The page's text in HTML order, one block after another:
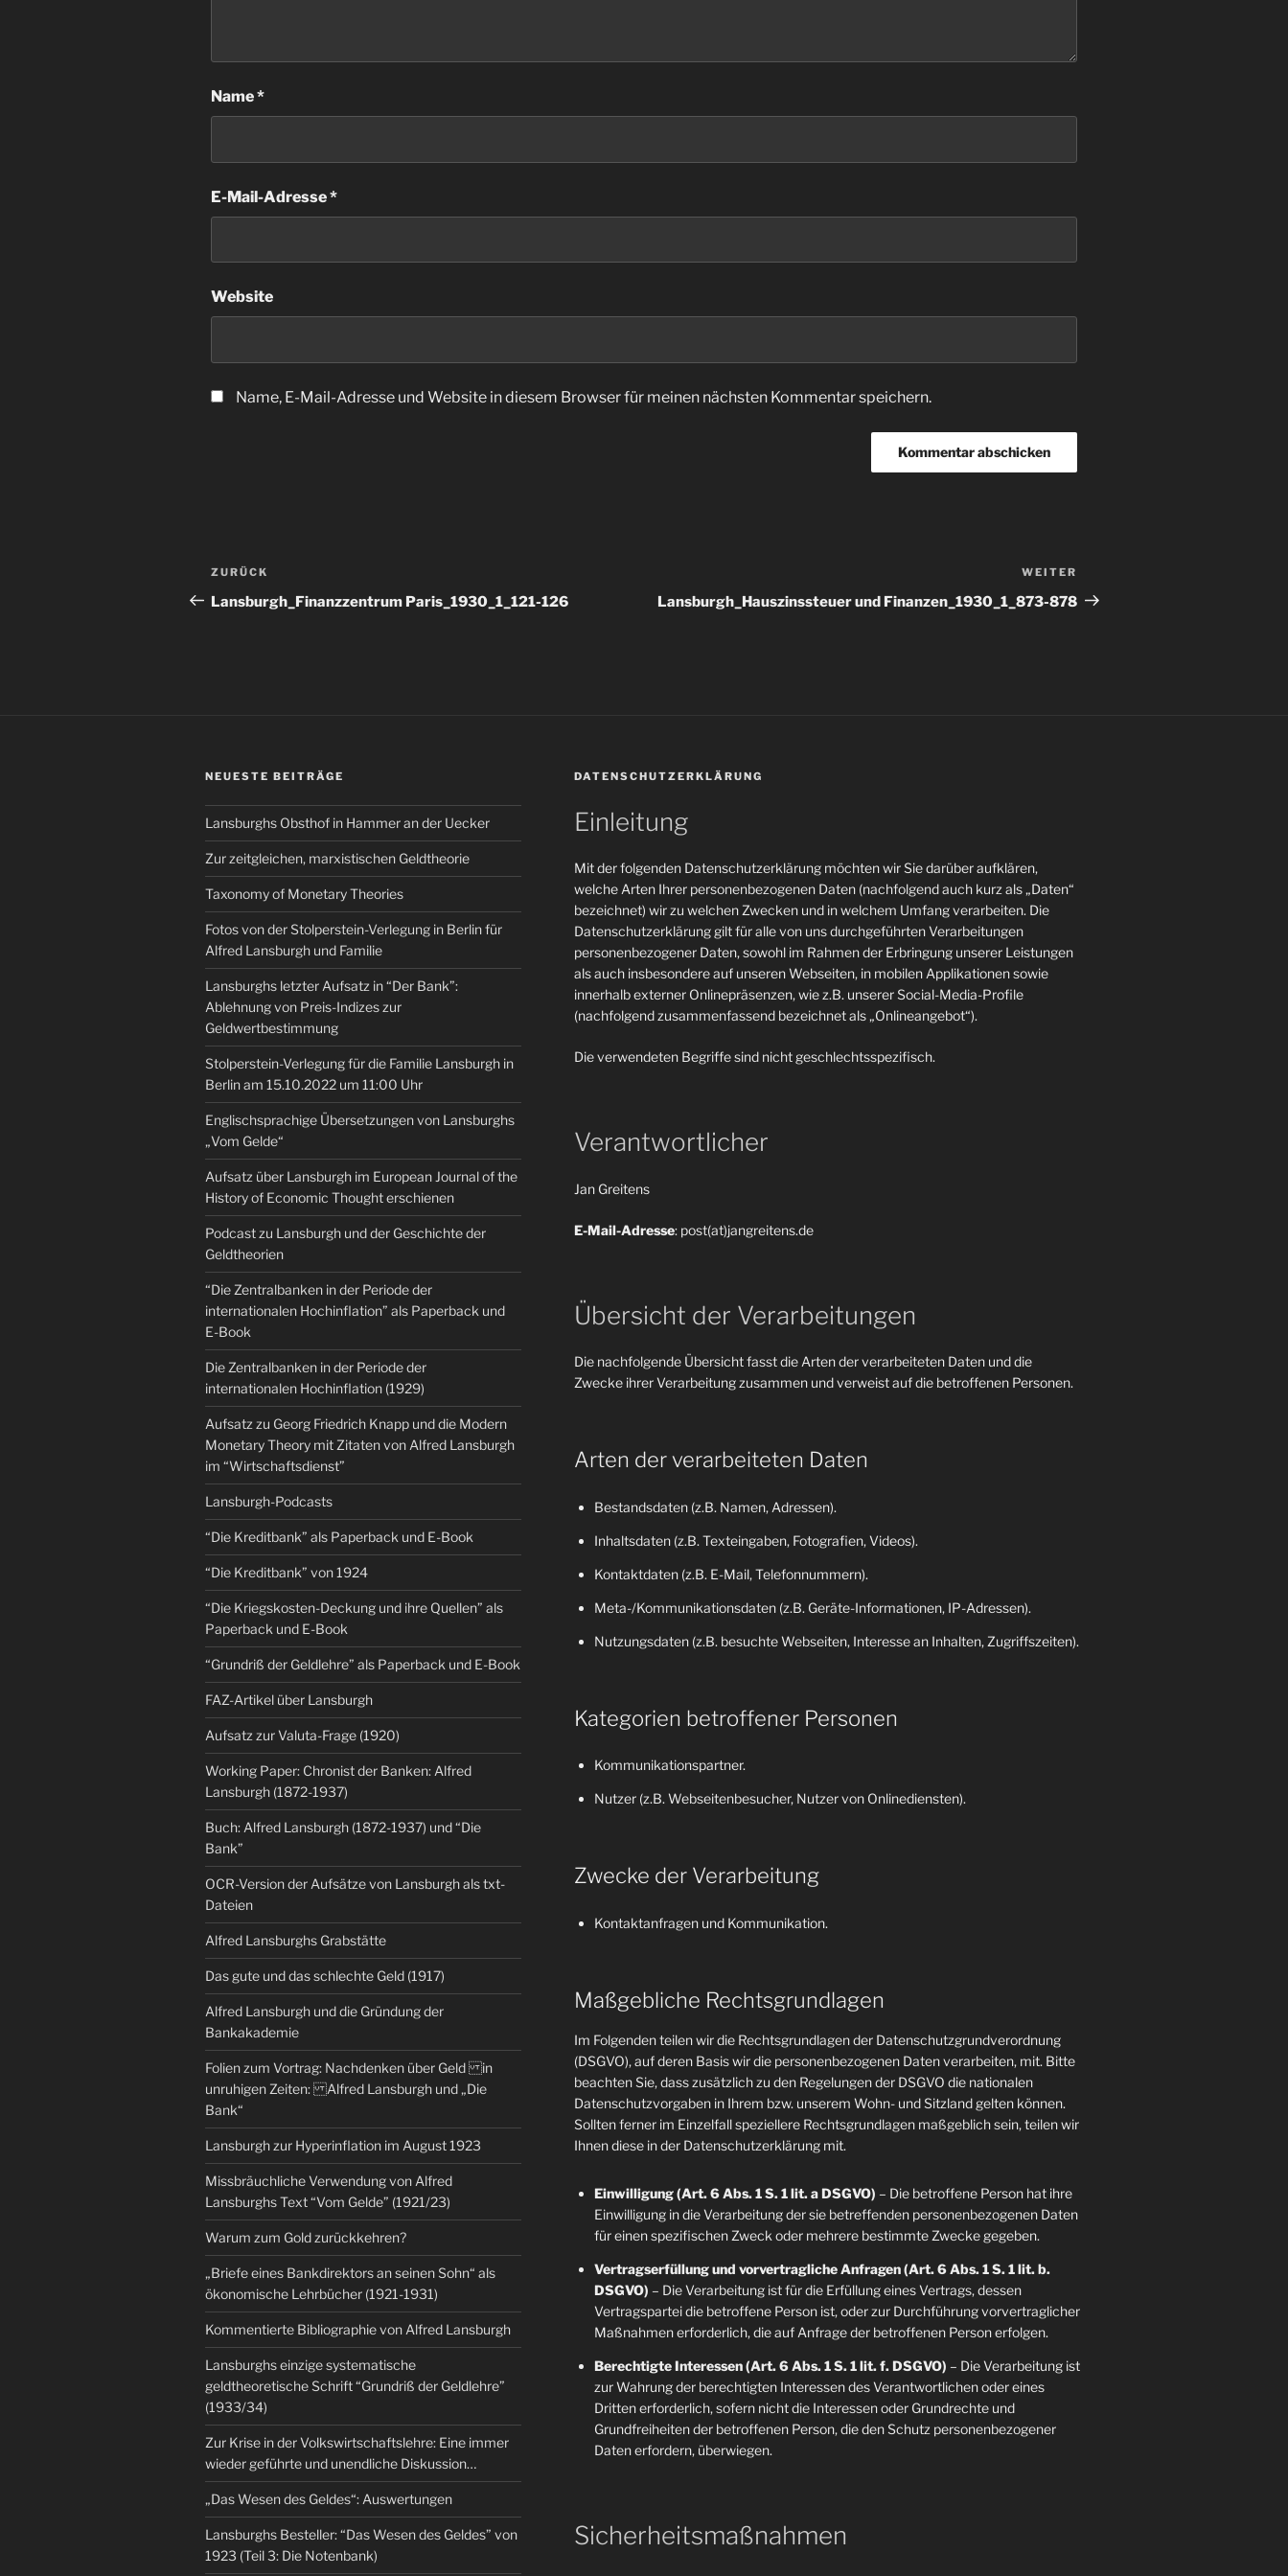
Name*
E-Mail-Adresse*
Website
Name, E-Mail-Adresse und Website in diesem Browser für meinen nächsten Kommentar speichern.
Beitragsnavigation
Vorheriger
Beitrag
ZURÜCK
Lansburgh_Finanzzentrum Paris_1930_1_121-126
Beitrag
WEITER
Lansburgh_Hauszinssteuer und Finanzen_1930_1_873-878
NEUESTE BEITRÄGE
Lansburghs Obsthof in Hammer an der Uecker
Zur zeitgleichen, marxistischen Geldtheorie
Taxonomy of Monetary Theories
Fotos von der Stolperstein-Verlegung in Berlin für
Alfred Lansburgh und Familie
Lansburghs letzter Aufsatz in “Der Bank”:
Ablehnung von Preis-Indizes zur
Geldwertbestimmung
Stolperstein-Verlegung für die Familie Lansburgh in
Berlin am 15.10.2022 um 11:00 Uhr
Englischsprachige Übersetzungen von Lansburghs
„Vom Gelde“
Aufsatz über Lansburgh im European Journal of the
History of Economic Thought erschienen
Podcast zu Lansburgh und der Geschichte der
Geldtheorien
“Die Zentralbanken in der Periode der
internationalen Hochinflation” als Paperback und
E-Book
Die Zentralbanken in der Periode der
internationalen Hochinflation (1929)
Aufsatz zu Georg Friedrich Knapp und die Modern
Monetary Theory mit Zitaten von Alfred Lansburgh
im “Wirtschaftsdienst”
Lansburgh-Podcasts
“Die Kreditbank” als Paperback und E-Book
“Die Kreditbank” von 1924
“Die Kriegskosten-Deckung und ihre Quellen” als
Paperback und E-Book
“Grundriß der Geldlehre” als Paperback und E-Book
FAZ-Artikel über Lansburgh
Aufsatz zur Valuta-Frage (1920)
Working Paper: Chronist der Banken: Alfred
Lansburgh (1872-1937)
Buch: Alfred Lansburgh (1872-1937) und “Die
Bank”
OCR-Version der Aufsätze von Lansburgh als txt-
Dateien
Alfred Lansburghs Grabstätte
Das gute und das schlechte Geld (1917)
Alfred Lansburgh und die Gründung der
Bankakademie
Folien zum Vortrag: Nachdenken über Geld in
unruhigen Zeiten: Alfred Lansburgh und „Die
Bank“
Lansburgh zur Hyperinflation im August 1923
Missbräuchliche Verwendung von Alfred
Lansburghs Text “Vom Gelde” (1921/23)
Warum zum Gold zurückkehren?
„Briefe eines Bankdirektors an seinen Sohn“ als
ökonomische Lehrbücher (1921-1931)
Kommentierte Bibliographie von Alfred Lansburgh
Lansburghs einzige systematische
geldtheoretische Schrift “Grundriß der Geldlehre”
(1933/34)
Zur Krise in der Volkswirtschaftslehre: Eine immer
wieder geführte und unendliche Diskussion…
„Das Wesen des Geldes“: Auswertungen
Lansburghs Besteller: “Das Wesen des Geldes” von
1923 (Teil 3: Die Notenbank)
DATENSCHUTZERKLÄRUNG
Einleitung
Mit der folgenden Datenschutzerklärung möchten wir Sie darüber aufklären,
welche Arten Ihrer personenbezogenen Daten (nachfolgend auch kurz als „Daten“
bezeichnet) wir zu welchen Zwecken und in welchem Umfang verarbeiten. Die
Datenschutzerklärung gilt für alle von uns durchgeführten Verarbeitungen
personenbezogener Daten, sowohl im Rahmen der Erbringung unserer Leistungen
als auch insbesondere auf unseren Webseiten, in mobilen Applikationen sowie
innerhalb externer Onlinepräsenzen, wie z.B. unserer Social-Media-Profile
(nachfolgend zusammenfassend bezeichnet als „Onlineangebot“).
Die verwendeten Begriffe sind nicht geschlechtsspezifisch.
Verantwortlicher
Jan Greitens
E-Mail-Adresse: post(at)jangreitens.de
Übersicht der Verarbeitungen
Die nachfolgende Übersicht fasst die Arten der verarbeiteten Daten und die
Zwecke ihrer Verarbeitung zusammen und verweist auf die betroffenen Personen.
Arten der verarbeiteten Daten
Bestandsdaten (z.B. Namen, Adressen).
Inhaltsdaten (z.B. Texteingaben, Fotografien, Videos).
Kontaktdaten (z.B. E-Mail, Telefonnummern).
Meta-/Kommunikationsdaten (z.B. Geräte-Informationen, IP-Adressen).
Nutzungsdaten (z.B. besuchte Webseiten, Interesse an Inhalten, Zugriffszeiten).
Kategorien betroffener Personen
Kommunikationspartner.
Nutzer (z.B. Webseitenbesucher, Nutzer von Onlinediensten).
Zwecke der Verarbeitung
Kontaktanfragen und Kommunikation.
Maßgebliche Rechtsgrundlagen
Im Folgenden teilen wir die Rechtsgrundlagen der Datenschutzgrundverordnung
(DSGVO), auf deren Basis wir die personenbezogenen Daten verarbeiten, mit. Bitte
beachten Sie, dass zusätzlich zu den Regelungen der DSGVO die nationalen
Datenschutzvorgaben in Ihrem bzw. unserem Wohn- und Sitzland gelten können.
Sollten ferner im Einzelfall speziellere Rechtsgrundlagen maßgeblich sein, teilen wir
Ihnen diese in der Datenschutzerklärung mit.
Einwilligung (Art. 6 Abs. 1 S. 1 lit. a DSGVO) – Die betroffene Person hat ihre
Einwilligung in die Verarbeitung der sie betreffenden personenbezogenen Daten
für einen spezifischen Zweck oder mehrere bestimmte Zwecke gegeben.
Vertragserfüllung und vorvertragliche Anfragen (Art. 6 Abs. 1 S. 1 lit. b.
DSGVO) – Die Verarbeitung ist für die Erfüllung eines Vertrags, dessen
Vertragspartei die betroffene Person ist, oder zur Durchführung vorvertraglicher
Maßnahmen erforderlich, die auf Anfrage der betroffenen Person erfolgen.
Berechtigte Interessen (Art. 6 Abs. 1 S. 1 lit. f. DSGVO) – Die Verarbeitung ist
zur Wahrung der berechtigten Interessen des Verantwortlichen oder eines
Dritten erforderlich, sofern nicht die Interessen oder Grundrechte und
Grundfreiheiten der betroffenen Person, die den Schutz personenbezogener
Daten erfordern, überwiegen.
Sicherheitsmaßnahmen